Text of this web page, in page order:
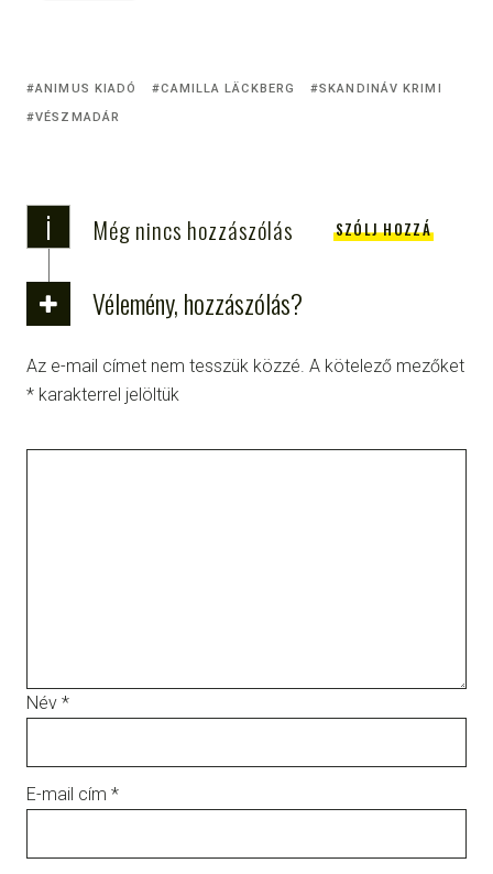
ANIMUS KIADÓ CAMILLA LÄCKBERG
SKANDINÁV KRIMI
VÉSZMADÁR
i Még nincs hozzászólás SZÓLJ HOZZÁ
Vélemény, hozzászólás?
Az e-mail címet nem tesszük közzé. A kötelező mezőket
* karakterrel jelöltük
Név *
E-mail cím *